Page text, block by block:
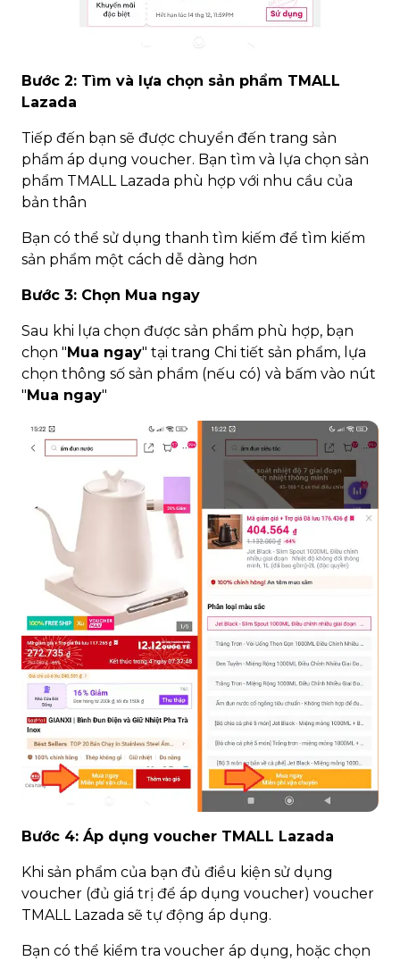
Bước 2: Tìm và lựa chọn sản phẩm TMALL
Lazada
Tiếp đến bạn sẽ được chuyển đến trang sản
phẩm áp dụng voucher. Bạn tìm và lựa chọn sản
phẩm TMALL Lazada phù hợp với nhu cầu của
bản thân
Bạn có thể sử dụng thanh tìm kiếm để tìm kiếm
sản phẩm một cách dễ dàng hơn
Bước 3: Chọn Mua ngay
Sau khi lựa chọn được sản phẩm phù hợp, bạn
chọn "Mua ngay" tại trang Chi tiết sản phẩm, lựa
chọn thông số sản phẩm (nếu có) và bấm vào nút
"Mua ngay"
Bước 4: Áp dụng voucher TMALL Lazada
Khi sản phẩm của bạn đủ điều kiện sử dụng
voucher (đủ giá trị để áp dụng voucher) voucher
TMALL Lazada sẽ tự động áp dụng.
Bạn có thể kiểm tra voucher áp dụng, hoặc chọn